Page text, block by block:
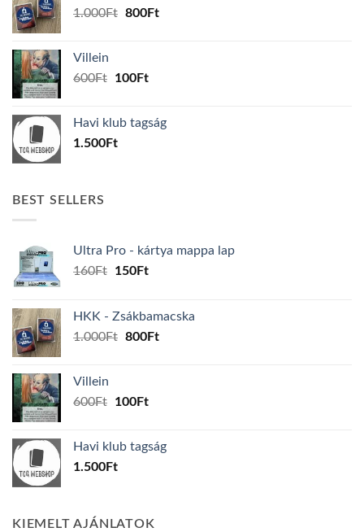
1.000Ft Original
800FtCurrent
Villein
600Ft
Original
600Ft.
100FtCurrent
100Ft.
Havi klub tagság
1.500Ft
BEST SELLERS
Ultra Pro - kártya mappa lap
160Ft
Original
160Ft.
150FtCurrent
150Ft.
HKK - Zsákbamacska
1.000Ft Original
800FtCurrent
Villein
600Ft
Original
600Ft.
100FtCurrent
100Ft.
Havi klub tagság
1.500Ft
KIEMELT AJÁNLATOK